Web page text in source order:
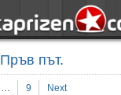
Пръв път.
… 9 Next